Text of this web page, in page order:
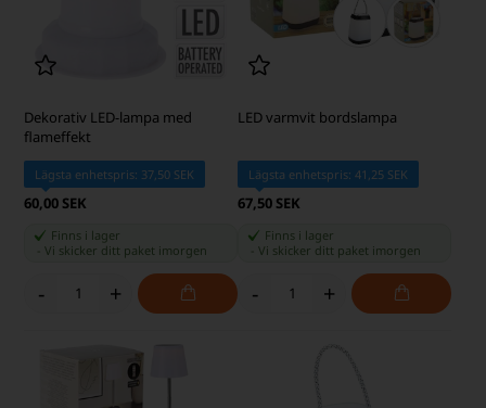
Dekorativ LED-lampa med
flameffekt
Lägsta enhetspris: 37,50 SEK
60,00 SEK
Finns i lager
-Vi skicker ditt paket imorgen
- +
LED varmvit bordslampa
Lägsta enhetspris: 41,25 SEK
67,50 SEK
Finns i lager
Vi skicker ditt paket imorgen
- +